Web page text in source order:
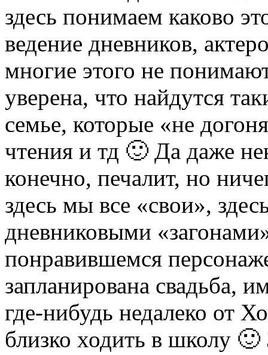
здесь понимаем каково
ведение дневников,
многие этого не
уверена, что найдутся
семье, которые «не
чтения и тд 🙂 Да даже
конечно, печалит, но
здесь мы все «свои»,
дневниковыми
понравившемся
запланирована свадьба,
где-нибудь недалеко от
близко ходить в школу 🙂